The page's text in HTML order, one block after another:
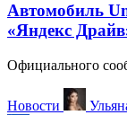
Автомобиль
«Яндекс
Официального
Новости